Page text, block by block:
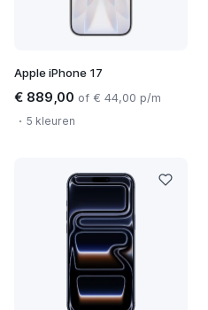
Apple iPhone 17
€ 889,00 of € 44,00 p/m
5 kleuren